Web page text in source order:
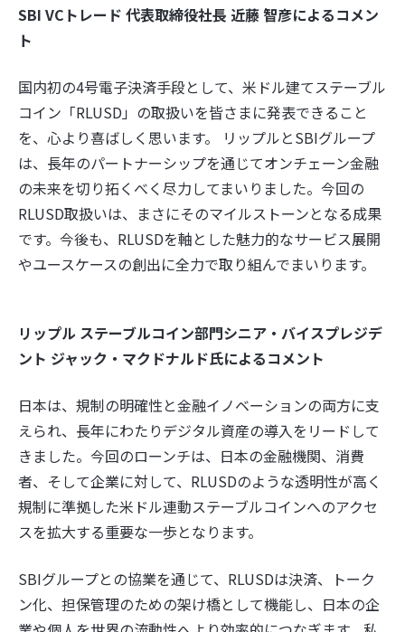
SBI VCトレード 代表取締役社長 近藤 智彦によるコメン
ト
国内初の4号電子決済手段として、米ドル建てステーブル
コイン「RLUSD」の取扱いを皆さまに発表できること
を、心より喜ばしく思います。 リップルとSBIグループ
は、長年のパートナーシップを通じてオンチェーン金融
の未来を切り拓くべく尽力してまいりました。今回の
RLUSD取扱いは、まさにそのマイルストーンとなる成果
です。今後も、RLUSDを軸とした魅力的なサービス展開
やユースケースの創出に全力で取り組んでまいります。
リップル ステーブルコイン部門シニア・バイスプレジデ
ント ジャック・マクドナルド氏によるコメント
日本は、規制の明確性と金融イノベーションの両方に支
えられ、長年にわたりデジタル資産の導入をリードして
きました。今回のローンチは、日本の金融機関、消費
者、そして企業に対して、RLUSDのような透明性が高く
規制に準拠した米ドル連動ステーブルコインへのアクセ
スを拡大する重要な一歩となります。
SBIグループとの協業を通じて、RLUSDは決済、トーク
ン化、担保管理のための架け橋として機能し、日本の企